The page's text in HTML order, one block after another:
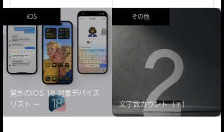
iOS
驚きのiOS 18 対象デバイス
リスト ̵…
その他
文字数カウント（γ）